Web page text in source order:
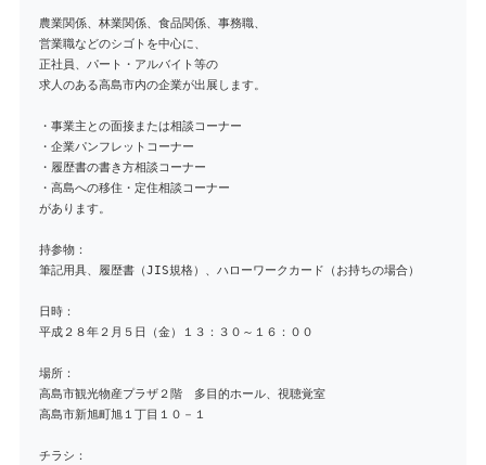
農業関係、林業関係、食品関係、事務職、
営業職などのシゴトを中心に、
正社員、パート・アルバイト等の
求人のある高島市内の企業が出展します。
・事業主との面接または相談コーナー
・企業パンフレットコーナー
・履歴書の書き方相談コーナー
・高島への移住・定住相談コーナー
があります。
持参物：
筆記用具、履歴書（JIS規格）、ハローワークカード（お持ちの場合）
日時：
平成２８年２月５日（金）１３：３０～１６：００
場所：
高島市観光物産プラザ２階 多目的ホール、視聴覚室
高島市新旭町旭１丁目１０－１
チラシ：